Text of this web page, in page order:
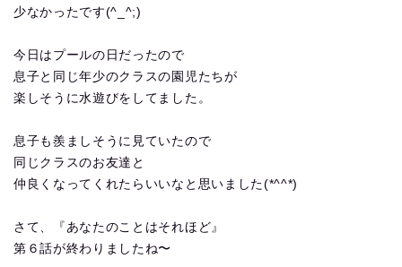
少なかったです(^_^;)
今日はプールの日だったので
息子と同じ年少のクラスの園児たちが
楽しそうに水遊びをしてました。
息子も羨ましそうに見ていたので
同じクラスのお友達と
仲良くなってくれたらいいなと思いました(*^^*)
さて、『あなたのことはそれほど』
第６話が終わりましたね〜